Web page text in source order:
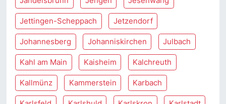
Jettingen-Scheppach Jetzendorf
Johannesberg Johanniskirchen Julbach
Kahl am Main Kaisheim Kalchreuth
Kallmünz Kammerstein Karbach